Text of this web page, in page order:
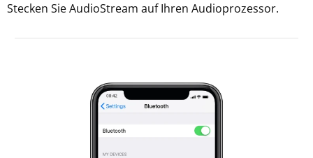
Stecken Sie AudioStream auf Ihren Audioprozessor.